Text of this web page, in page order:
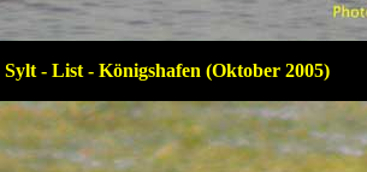
Sylt - List - Königshafen (Oktober 2005)